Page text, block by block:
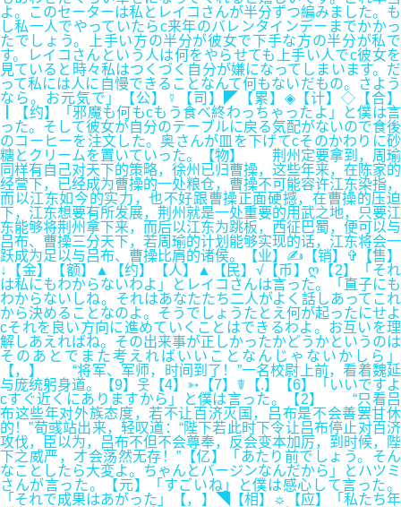
よ。このセーターは私とレイコさんが半分ずつ編みました。も
し私一人でやっていたらc来年のバレンタインデーまでかかっ
たでしょう。上手い方の半分が彼女で下手な方の半分が私で
す。レイコさんという人は何をやらせても上手い人でc彼女を
見ていると時々私はつくづく自分が嫌になってしまいます。だ
って私には人に自慢できることなんて何もないだもの。さよう
なら。お元気で」【公】☿【司】◤【累】◈【计】◇【合】
┃【约】「邪魔も何もcもう食べ終わっちゃったよ」と僕は言
った。そして彼女が自分のテーブルに戻る気配がないので食後
のコーヒーを注文した。奥さんが皿を下げてcそのかわりに砂
糖とクリームを置いていった。【物】 荆州定要拿到，周瑜
同样有自己对天下的策略，徐州已归曹操，这些年来，在陈家的
经营下，已经成为曹操的一处粮仓，曹操不可能容许江东染指，
而以江东如今的实力，也不好跟曹操正面硬撼，在曹操的压迫
下，江东想要有所发展，荆州就是一处重要的用武之地，只要江
东能够将荆州拿下来，而后以江东为跳板，西征巴蜀，便可以与
吕布、曹操三分天下，若周瑜的计划能够实现的话，江东将会一
跃成为足以与吕布、曹操比肩的诸侯。【业】✍【销】✞【售】
↓【金】【额】▲【约】【人】▲【民】√【币】ღ【2】「それ
は私にもわからないわよ」とレイコさんは言った。「直子にも
わからないしね。それはあなたたち二人がよく話しあってこれ
から決めることなのよ。そうでしょうたとえ何が起ったにせよ
cそれを良い方向に進めていくことはできるわよ。お互いを理
解しあえればね。その出来事が正しかったかどうかというのは
そのあとでまた考えればいいことなんじゃないかしら」
【，】 “将军、军师，时间到了！”一名校尉上前，看着魏延
与庞统躬身道。【9】웃【4】➳【7】☤【.】【6】「いいですよ
cすぐ近くにありますから」と僕は言った。【2】 “只看吕
布这些年对外族态度，若不让百济灭国，吕布是不会善罢甘休
的！”荀彧站出来，轻叹道：“陛下若此时下令让吕布停止对百济
攻伐，臣以为，吕布不但不会尊奉，反会变本加厉，到时候，陛
下之威严，才会荡然无存！”【亿】「あたり前でしょう。そん
なことしたら大変よ。ちゃんとバージンなんだから」とハツミ
さんが言った。【元】「すごいね」と僕は感心して言った。
「それで成果はあがった」【，】◥【相】☼【应】「私たち年